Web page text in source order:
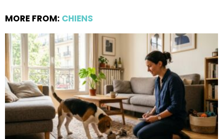
MORE FROM: CHIENS